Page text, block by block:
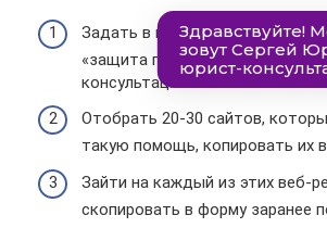
Задать в поисковой строке
«защита прав потребителей
консультация бесплатно».
Отобрать 20-30 сайтов,
такую помощь, копировать их
Зайти на каждый из этих веб-
скопировать в форму заранее